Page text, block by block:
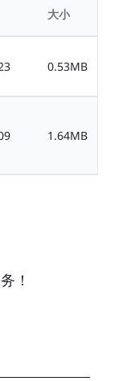
大小
0.53MB
1.64MB
！